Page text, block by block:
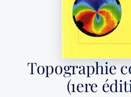
Topographie
(1ere